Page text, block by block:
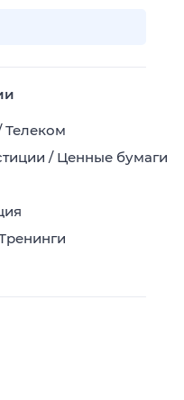
Телеком
/ Ценные бумаги